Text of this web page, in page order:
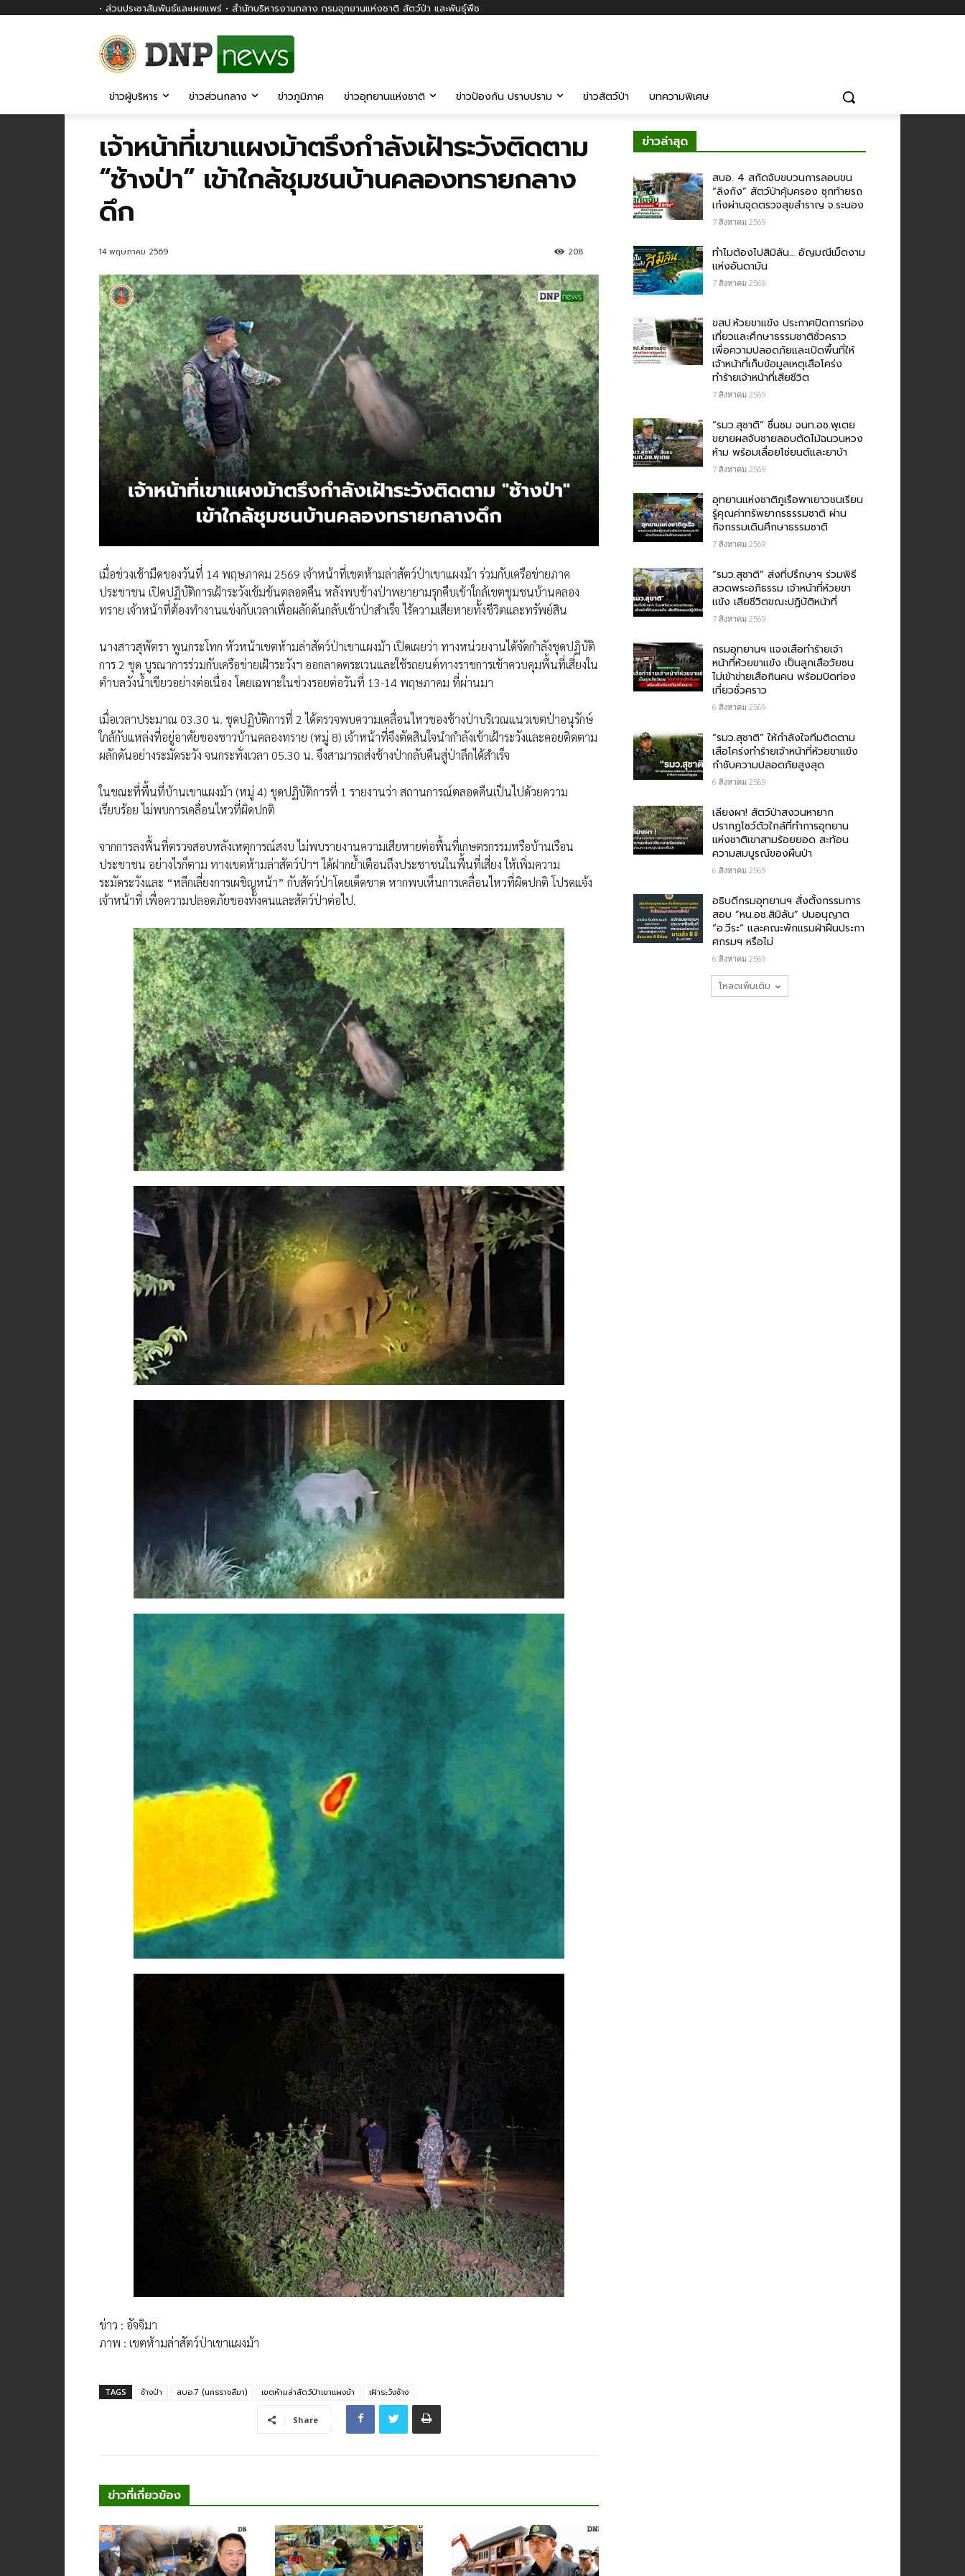
• ส่วนประชาสัมพันธ์และเผยแพร่ • สำนักบริหารงานกลาง กรมอุทยานแห่งชาติ สัตว์ป่า และพันธุ์พืช
ข่าวผู้บริหาร ข่าวส่วนกลาง ข่าวภูมิภาค ข่าวอุทยานแห่งชาติ ข่าวป้องกัน ปราบปราม ข่าวสัตว์ป่า บทความพิเศษ
เจ้าหน้าที่เขาแผงม้าตรึงกำลังเฝ้าระวังติดตาม
“ช้างป่า” เข้าใกล้ชุมชนบ้านคลองทรายกลาง
ดึก
14 พฤษภาคม 2569 208
เมื่อช่วงเช้ามืดของวันที่ 14 พฤษภาคม 2569 เจ้าหน้าที่เขตห้ามล่าสัตว์ป่าเขาแผงม้า ร่วมกับเครือข่ายภาค
ประชาชน เปิดปฏิบัติการเฝ้าระวังเข้มข้นตลอดคืน หลังพบช้างป่าพยายามรุกคืบเข้าใกล้เขตชุมชนบ้านคลอง
ทราย เจ้าหน้าที่ต้องทำงานแข่งกับเวลาเพื่อผลักดันกลับเข้าป่าสำเร็จ ไร้ความเสียหายทั้งชีวิตและทรัพย์สิน
นางสาวสุพัตรา พูนกระโทก หัวหน้าเขตห้ามล่าสัตว์ป่าเขาแผงม้า เปิดเผยว่า ทางหน่วยงานได้จัดกำลังชุดปฏิบัติ
การ 2 ชุด บูรณาการร่วมกับเครือข่ายเฝ้าระวังฯ ออกลาดตระเวนและใช้รถยนต์ทางราชการเข้าควบคุมพื้นที่เสี่ยงใน
ตำบลวังน้ำเขียวอย่างต่อเนื่อง โดยเฉพาะในช่วงรอยต่อวันที่ 13-14 พฤษภาคม ที่ผ่านมา
เมื่อเวลาประมาณ 03.30 น. ชุดปฏิบัติการที่ 2 ได้ตรวจพบความเคลื่อนไหวของช้างป่าบริเวณแนวเขตป่าอนุรักษ์
ใกล้กับแหล่งที่อยู่อาศัยของชาวบ้านคลองทราย (หมู่ 8) เจ้าหน้าที่จึงตัดสินใจนำกำลังเข้าเฝ้าระวังและคอยติดตาม
ผลักดันอย่างระมัดระวัง จนกระทั่งเวลา 05.30 น. จึงสามารถส่งช้างป่ากลับคืนสู่ป่าลึกได้สำเร็จ
ในขณะที่พื้นที่บ้านเขาแผงม้า (หมู่ 4) ชุดปฏิบัติการที่ 1 รายงานว่า สถานการณ์ตลอดคืนเป็นไปด้วยความ
เรียบร้อย ไม่พบการเคลื่อนไหวที่ผิดปกติ
จากการลงพื้นที่ตรวจสอบหลังเหตุการณ์สงบ ไม่พบรายงานความเสียหายต่อพื้นที่เกษตรกรรมหรือบ้านเรือน
ประชาชน อย่างไรก็ตาม ทางเขตห้ามล่าสัตว์ป่าฯ ได้ฝากย้ำเตือนถึงประชาชนในพื้นที่เสี่ยง ให้เพิ่มความ
ระมัดระวังและ “หลีกเลี่ยงการเผชิญหน้า” กับสัตว์ป่าโดยเด็ดขาด หากพบเห็นการเคลื่อนไหวที่ผิดปกติ โปรดแจ้ง
เจ้าหน้าที่ เพื่อความปลอดภัยของทั้งคนและสัตว์ป่าต่อไป.
ข่าว : อัจจิมา
ภาพ : เขตห้ามล่าสัตว์ป่าเขาแผงม้า
TAGS ช้างป่า สบอ.7 (นครราชสีมา) เขตห้ามล่าสัตว์ป่าเขาแผงม้า เฝ้าระวังช้าง
Share
ข่าวที่เกี่ยวข้อง
ข่าวล่าสุด
สบอ. 4 สกัดจับขบวนการลอบขน
“ลิงกัง” สัตว์ป่าคุ้มครอง ซุกท้ายรถ
เก๋งผ่านจุดตรวจสุขสำราญ จ.ระนอง
7 สิงหาคม 2569
ทำไมต้องไปสิมิลัน… อัญมณีเม็ดงาม
แห่งอันดามัน
7 สิงหาคม 2569
ขสป.ห้วยขาแข้ง ประกาศปิดการท่อง
เที่ยวและศึกษาธรรมชาติชั่วคราว
เพื่อความปลอดภัยและเปิดพื้นที่ให้
เจ้าหน้าที่เก็บข้อมูลเหตุเสือโคร่ง
ทำร้ายเจ้าหน้าที่เสียชีวิต
7 สิงหาคม 2569
“รมว.สุชาติ” ชื่นชม​ จนท.อช.พุเตย​
ขยายผลจับชายลอบตัดไม้ฉนวนหวง
ห้าม พร้อมเลื่อยโซ่ยนต์และยาบ้า
7 สิงหาคม 2569
อุทยานแห่งชาติภูเรือพาเยาวชนเรียน
รู้คุณค่าทรัพยากรธรรมชาติ ผ่าน
กิจกรรมเดินศึกษาธรรมชาติ
7 สิงหาคม 2569
“รมว.สุชาติ” ส่งที่ปรึกษาฯ ร่วมพิธี
สวดพระอภิธรรม เจ้าหน้าที่ห้วยขา
แข้ง เสียชีวิตขณะปฏิบัติหน้าที่
7 สิงหาคม 2569
กรม​อุทยานฯ แจงเสือทำร้ายเจ้า
หน้าที่ห้วยขาแข้ง เป็นลูกเสือวัยซน
ไม่เข้าข่ายเสือกินคน พร้อมปิดท่อง
เที่ยวชั่วคราว
6 สิงหาคม 2569
“รมว.สุชาติ” ให้กำลังใจทีมติดตาม
เสือโคร่งทำร้ายเจ้าหน้าที่ห้วยขาแข้ง
กำชับความปลอดภัยสูงสุด
6 สิงหาคม 2569
เลียงผา! สัตว์ป่าสงวนหายาก
ปรากฏโชว์ตัวใกล้ที่ทำการอุทยาน
แห่งชาติเขาสามร้อยยอด สะท้อน
ความสมบูรณ์ของผืนป่า
6 สิงหาคม 2569
อธิบดีกรมอุทยานฯ​ สั่งตั้งกรรมการ
สอบ “หน.อช.สิมิลัน” ปมอนุญาต
“อ.วีระ” และคณะพักแรมฝ่าฝืนประกา
ศกรมฯ หรือไม่
6 สิงหาคม 2569
โหลดเพิ่มเติม